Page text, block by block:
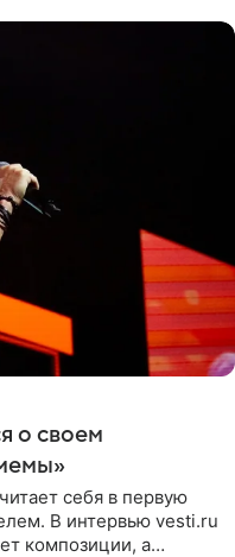
о своем
себя в первую
В интервью vesti.ru
композиции, а